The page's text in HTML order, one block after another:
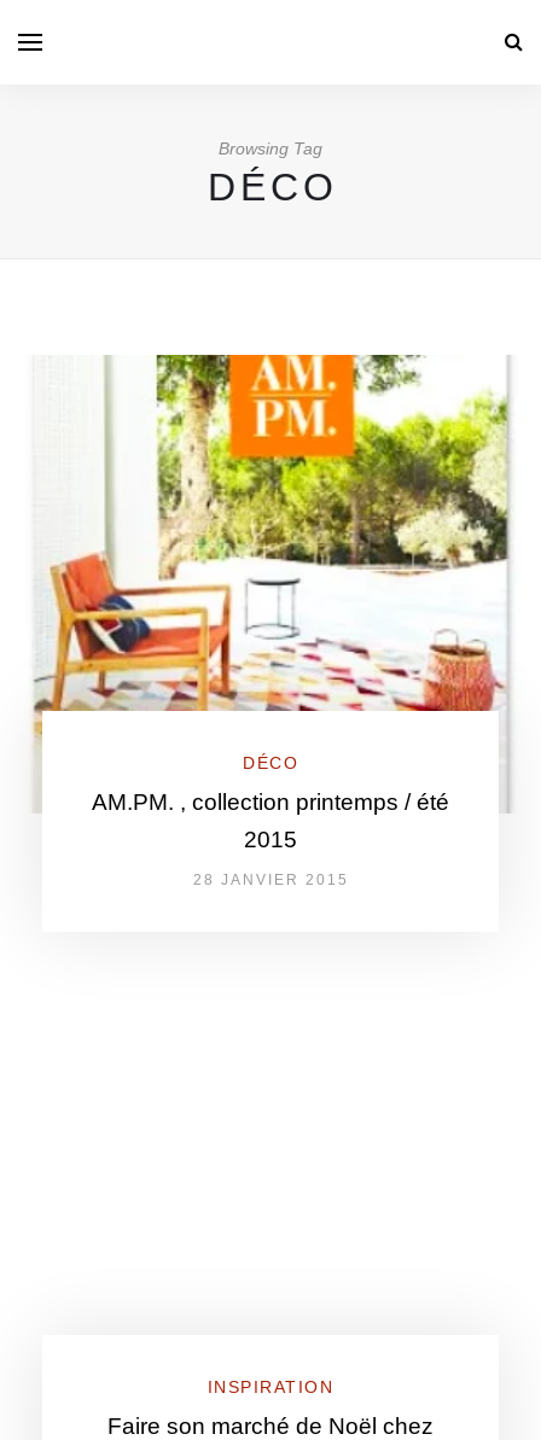
Browsing Tag
DÉCO
DÉCO
AM.PM. , collection printemps / été
2015
28 JANVIER 2015
INSPIRATION
Faire son marché de Noël chez